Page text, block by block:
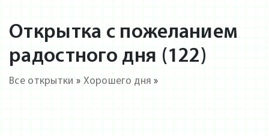
Открытка с пожеланием
радостного дня (122)
Все открытки » Хорошего дня »